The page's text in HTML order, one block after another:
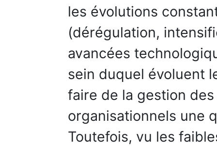
les évolutions
(dérégulation,
avancées
sein duquel évoluent
faire de la gestion
organisationnels une
Toutefois, vu les